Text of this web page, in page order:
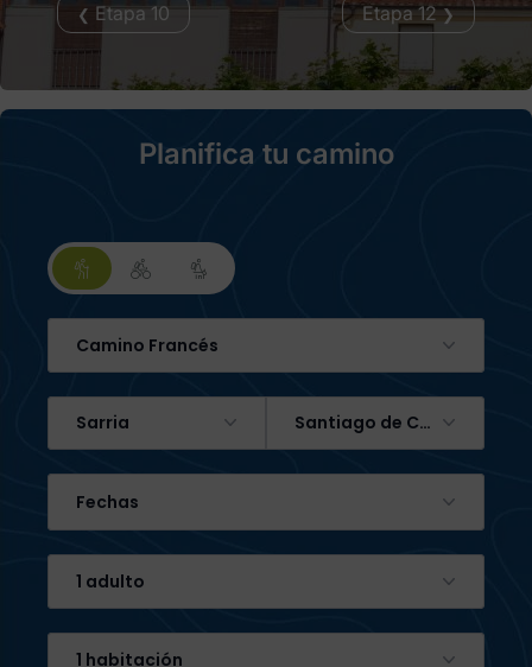
❮ Etapa 10 Etapa 12❯
Planifica tu camino
Camino Francés
Sarria Santiago de Compostela
Fechas
1 adulto
1 habitación